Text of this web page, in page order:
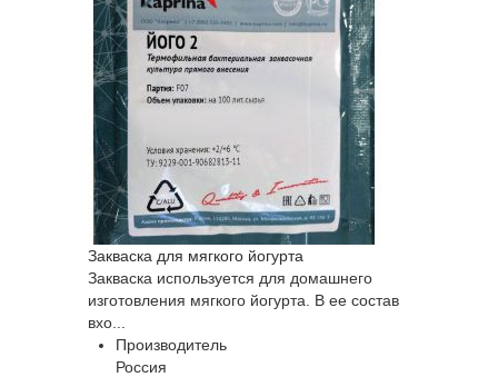
Закваска для мягкого йогурта
Закваска используется для домашнего
изготовления мягкого йогурта. В ее состав
вхо...
Производитель
Россия